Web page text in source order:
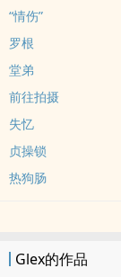
月以为自己已经适
症·死后成为无法控
见了！? ? ? ? ?只
谁身上了，当天，
了看韦恩庄园的每
的冲动，想要冲上
“情伤”
罗根
堂弟
前往拍摄
失忆
贞操锁
热狗肠
Glex的作品